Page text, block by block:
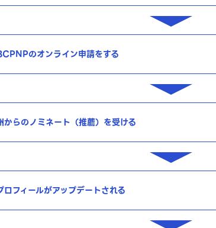
のオンライン申請をする
からのノミネート（推薦）を受ける
ロフィールがアップデートされる